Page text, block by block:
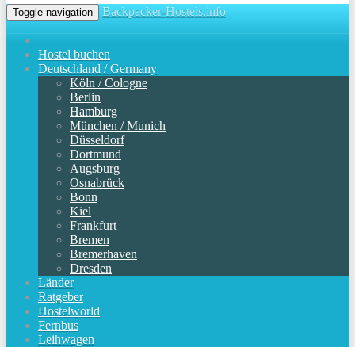
Toggle navigation Backpacker-Hostels.info
Hostel buchen
Deutschland / Germany
Köln / Cologne
Berlin
Hamburg
München / Munich
Düsseldorf
Dortmund
Augsburg
Osnabrück
Bonn
Kiel
Frankfurt
Bremen
Bremerhaven
Dresden
Länder
Ratgeber
Hostelworld
Fernbus
Leihwagen